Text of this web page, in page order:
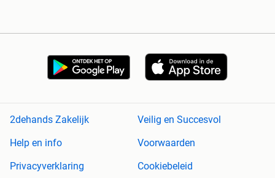
2dehands Zakelijk
Veilig en Succesvol
Help en info
Voorwaarden
Privacyverklaring
Cookiebeleid